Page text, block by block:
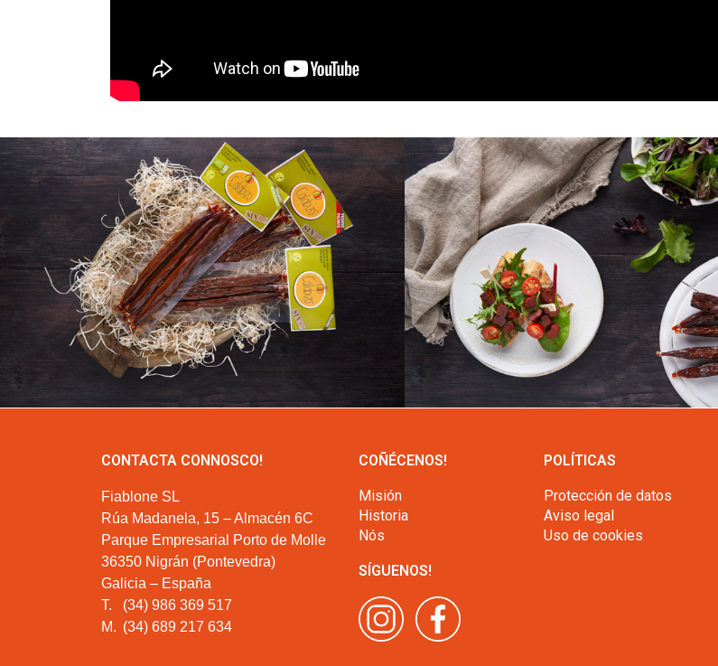
CONTACTA CONNOSCO!
Fiablone SL
Rúa Madanela, 15 – Almacén 6C
Parque Empresarial Porto de Molle
36350 Nigrán (Pontevedra)
Galicia – España
T.
(34) 986 369 517
M. (34) 689 217 634
COÑÉCENOS!
Misión
Historia
Nós
SÍGUENOS!
POLÍTICAS
Protección de datos
Aviso legal
Uso de cookies